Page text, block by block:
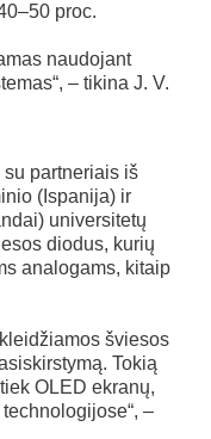
proc.
naudojant
– tikina J. V.
partneriais iš
(Ispanija) ir
universitetų
diodus, kurių
analogams, kitaip
šviesos
Tokią
OLED ekranų,
–